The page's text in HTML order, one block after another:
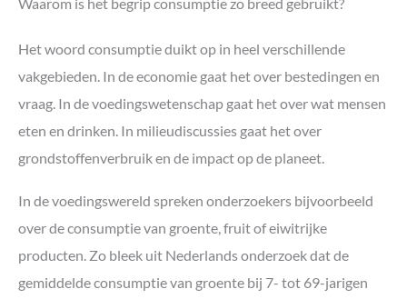
Het woord consumptie duikt op in heel verschillende
vakgebieden. In de economie gaat het over bestedingen en
vraag. In de voedingswetenschap gaat het over wat mensen
eten en drinken. In milieudiscussies gaat het over
grondstoffenverbruik en de impact op de planeet.
In de voedingswereld spreken onderzoekers bijvoorbeeld
over de consumptie van groente, fruit of eiwitrijke
producten. Zo bleek uit Nederlands onderzoek dat de
gemiddelde consumptie van groente bij 7- tot 69-jarigen